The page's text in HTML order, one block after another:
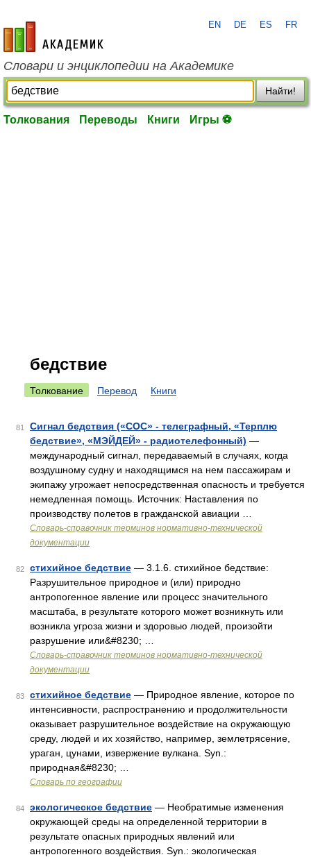
academic.ru
EN DE ES FR
Словари и энциклопедии на Академике
Найти!
Толкования Переводы Книги Игры ⚽
бедствие
Толкование Перевод Книги
81
Сигнал бедствия («СОС» - телеграфный, «Терплю
бедствие», «МЭЙДЕЙ» - радиотелефонный) —
международный сигнал, передаваемый в случаях, когда
воздушному судну и находящимся на нем пассажирам и
экипажу угрожает непосредственная опасность и требуется
немедленная помощь. Источник: Наставления по
производству полетов в гражданской авиации …
Словарь-справочник терминов нормативно-технической
документации
82 стихийное бедствие — 3.1.6. стихийное бедствие:
Разрушительное природное и (или) природно
антропогенное явление или процесс значительного
масштаба, в результате которого может возникнуть или
возникла угроза жизни и здоровью людей, произойти
разрушение или&#8230; …
Словарь-справочник терминов нормативно-технической
документации
83 стихийное бедствие — Природное явление, которое по
интенсивности, распространению и продолжительности
оказывает разрушительное воздействие на окружающую
среду, людей и их хозяйство, например, землетрясение,
ураган, цунами, извержение вулкана. Syn.:
природная&#8230; …
Словарь по географии
84 экологическое бедствие — Необратимые изменения
окружающей среды на определенной территории в
результате опасных природных явлений или
антропогенного воздействия. Syn.: экологическая